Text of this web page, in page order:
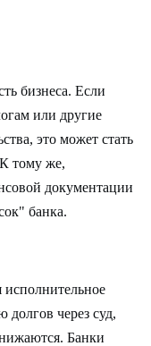
бизнеса. Если
или другие
это может стать
тому же,
документации
банка.
исполнительное
через суд,
Банки